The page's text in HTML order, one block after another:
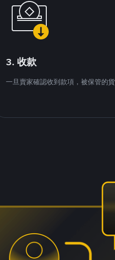
3. 收款
一旦賣家確認收到款項，被保管的貨